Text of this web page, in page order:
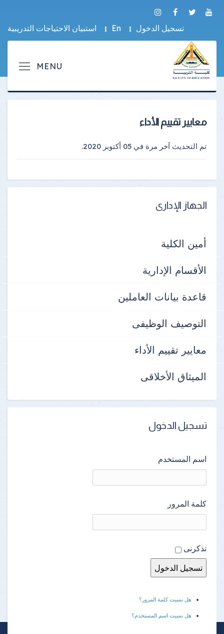
تسجيل الدخول En استبيان الاحتياجات التدريبية
معايير تقييم الأداء
تم التحديث آخر مرة في 05 أكتوبر 2020 .
الجهاز الإدارى
أمين الكلية
الأقسام الإدارية
قاعدة بيانات العاملين
التوصيف الوظيفى
معايير تقييم الأداء
الميثاق الأخلاقى
تسجيل الدخول
اسم المستخدم
كلمة المرور
تذكرنى
هل نسيت كلمة المرور؟
هل نسيت اسم المستخدم؟